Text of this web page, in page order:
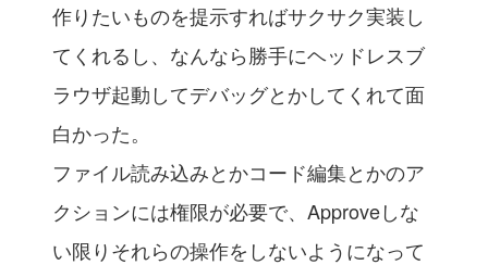
作りたいものを提示すればサクサク実装し
てくれるし、なんなら勝手にヘッドレスブ
ラウザ起動してデバッグとかしてくれて面
白かった。
ファイル読み込みとかコード編集とかのア
クションには権限が必要で、Approveしな
い限りそれらの操作をしないようになって